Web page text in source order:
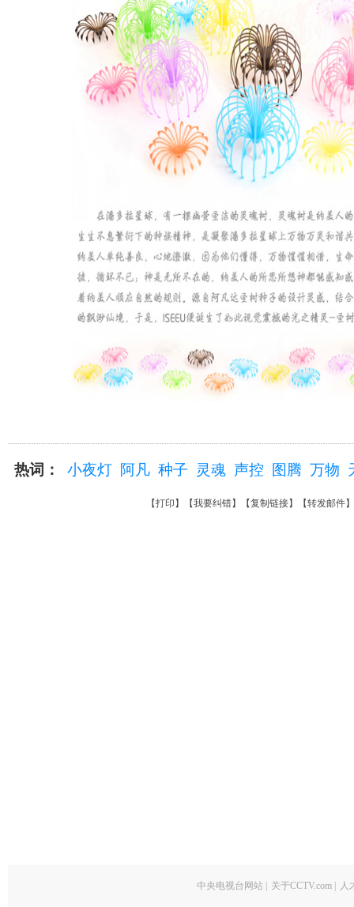
热词： 小夜灯 阿凡 种子 灵魂 声控 图腾 万物
【打印 】【我要纠错】【复制链接】【转发邮件
中央电视台网站 关于CCTV.com 人